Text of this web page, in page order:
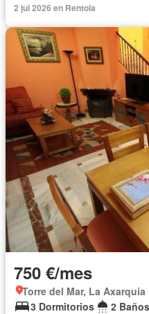
2 jul 2026 en Rentola
750 €/mes
Torre del Mar, La Axarquía
3 Dormitorios
2 Baños